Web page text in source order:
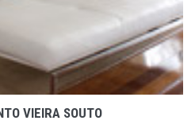
VIEIRA SOUTO